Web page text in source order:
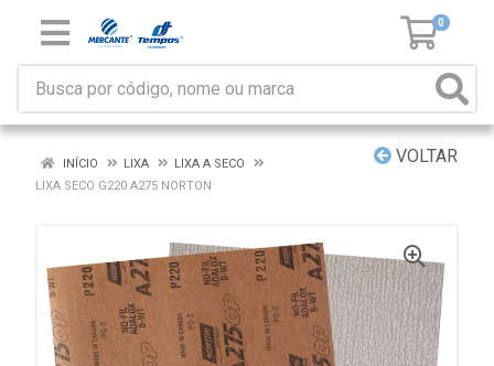
0
VOLTAR
INÍCIO LIXA
LIXA A SECO
LIXA SECO G220 A275 NORTON